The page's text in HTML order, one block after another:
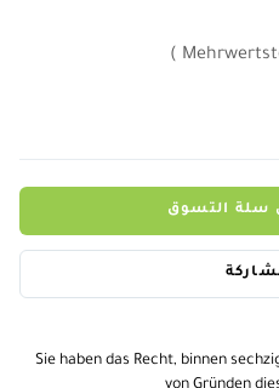
)
سلة التسوق
Sie haben das Recht, binnen